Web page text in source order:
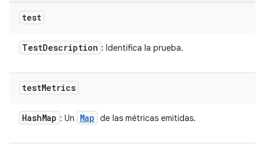
test
TestDescription : Identifica la prueba.
testMetrics
HashMap : Un Map de las métricas emitidas.